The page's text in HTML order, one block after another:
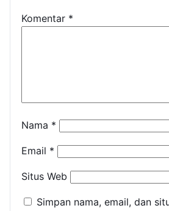
Komentar *
Nama *
Email *
Situs Web
Simpan nama, email, dan